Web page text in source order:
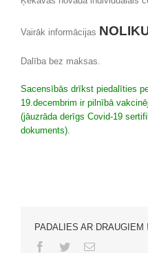
Vairāk informācijas
Dalība bez maksas.
Sacensībās drīkst piedalīties
19.decembrim ir pilnībā
(jāuzrāda derīgs Covid-19
dokuments).
PADALIES AR DRAUGIEM
Facebook
TwitterEmail